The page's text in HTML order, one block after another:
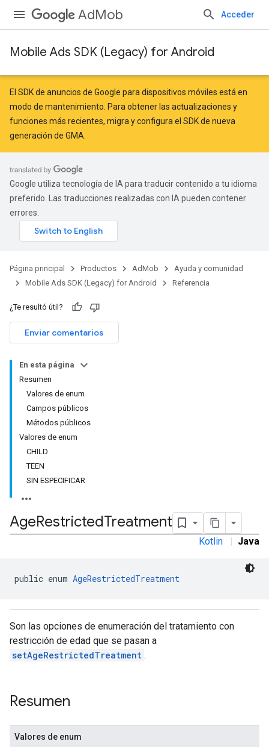
AdMob Acceder
Mobile Ads SDK (Legacy) for Android
El SDK de anuncios de Google para dispositivos móviles está en
modo de mantenimiento. Para obtener las actualizaciones y
funciones más recientes, migra yconfigura el SDK de nueva
generación de GMA
Google utiliza tecnología de IA para traducir contenido a tu idioma
preferido. Las traducciones realizadas con IA pueden contener
errores.
Página principal Productos AdMob
Ayuda y comunidad
Mobile Ads SDK (Legacy) for Android
Referencia
¿Te resultó útil?
Enviar comentarios
En esta página
Resumen
Valores de enum
Campos públicos
Métodos públicos
Valores de enum
CHILD
TEEN
SIN ESPECIFICAR
AgeRestrictedTreatment
Kotlin | Java
public enum AgeRestrictedTreatment
Son las opciones de enumeración del tratamiento con
restricción de edad que se pasan a
setAgeRestrictedTreatment .
Resumen
Valores de enum